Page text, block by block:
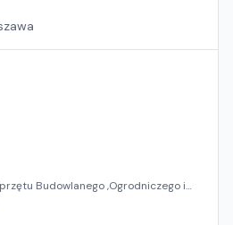
Budowlanego ,Ogrodniczego i